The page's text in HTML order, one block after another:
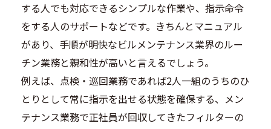
する人でも対応できるシンプルな作業や、指示命令
をする人のサポートなどです。きちんとマニュアル
があり、手順が明快なビルメンテナンス業界のルー
チン業務と親和性が高いと言えるでしょう。
例えば、点検・巡回業務であれば2人一組のうちのひ
とりとして常に指示を出せる状態を確保する、メン
テナンス業務で正社員が回収してきたフィルターの